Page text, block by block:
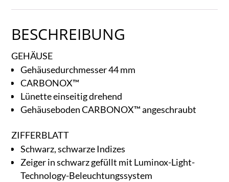
BESCHREIBUNG
GEHÄUSE
Gehäusedurchmesser 44 mm
CARBONOX™
Lünette einseitig drehend
Gehäuseboden CARBONOX™ angeschraubt
ZIFFERBLATT
Schwarz, schwarze Indizes
Zeiger in schwarz gefüllt mit Luminox-Light-
Technology-Beleuchtungssystem